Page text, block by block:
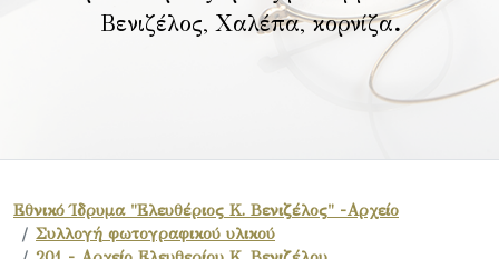
Βενιζέλος, Χαλέπα, κορνίζα.
Εθνικό Ίδρυμα "Ελευθέριος Κ. Βενιζέλος" -Αρχείο
Συλλογή φωτογραφικού υλικού